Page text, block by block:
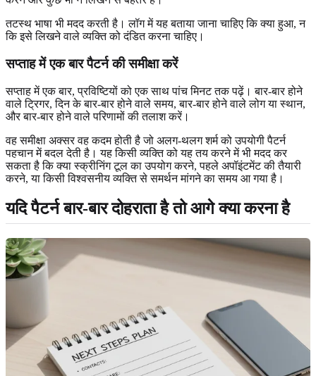
तटस्थ भाषा भी मदद करती है। लॉग में यह बताया जाना चाहिए कि क्या हुआ, न
कि इसे लिखने वाले व्यक्ति को दंडित करना चाहिए।
सप्ताह में एक बार पैटर्न की समीक्षा करें
सप्ताह में एक बार, प्रविष्टियों को एक साथ पांच मिनट तक पढ़ें। बार-बार होने
वाले ट्रिगर, दिन के बार-बार होने वाले समय, बार-बार होने वाले लोग या स्थान,
और बार-बार होने वाले परिणामों की तलाश करें।
वह समीक्षा अक्सर वह कदम होती है जो अलग-थलग शर्म को उपयोगी पैटर्न
पहचान में बदल देती है। यह किसी व्यक्ति को यह तय करने में भी मदद कर
सकता है कि क्या स्क्रीनिंग टूल का उपयोग करने, पहले अपॉइंटमेंट की तैयारी
करने, या किसी विश्वसनीय व्यक्ति से समर्थन मांगने का समय आ गया है।
यदि पैटर्न बार-बार दोहराता है तो आगे क्या करना है